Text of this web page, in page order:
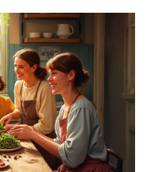
на продление
помогут вам
и выбрать курс